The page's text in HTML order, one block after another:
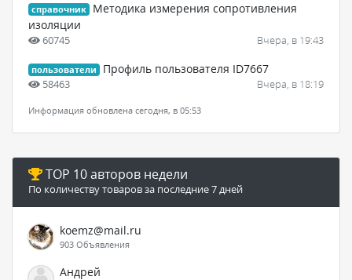
справочник
Методика измерения сопротивления
изоляции
60745 Вчера, в 19:43
пользователи Профиль пользователя ID7667
58463 Вчера, в 18:19
Информация обновлена сегодня, в 05:53
TOP 10 авторов недели
По количеству товаров за последние 7 дней
koemz@mail.ru
903 Объявления
Андрей